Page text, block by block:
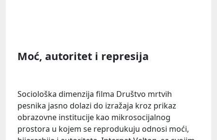
Moć, autoritet i represija
Sociološka dimenzija filma Društvo mrtvih
pesnika jasno dolazi do izražaja kroz prikaz
obrazovne institucije kao mikrosocijalnog
prostora u kojem se reprodukuju odnosi moći,